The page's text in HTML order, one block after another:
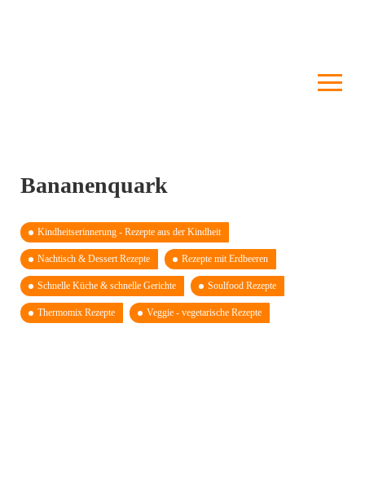
Bananenquark
Kindheits­erinnerung - Rezepte aus der Kindheit
Nachtisch & Dessert Rezepte Rezepte mit Erdbeeren
Schnelle Küche & schnelle Gerichte Soulfood Rezepte
Thermomix Rezepte Veggie - vegetarische Rezepte